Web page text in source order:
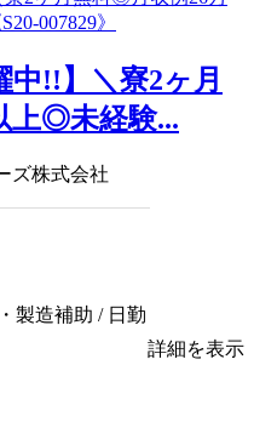
中!!】＼寮2ヶ月
上◎未経験...
ズ株式会社
製造補助 / 日勤
詳細を表示